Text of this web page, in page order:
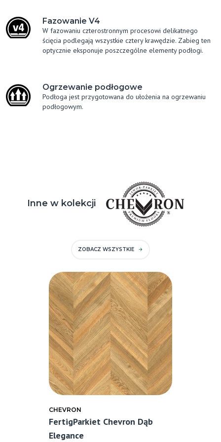
Fazowanie V4
W fazowaniu czterostronnym procesowi delikatnego
ścięcia podlegają wszystkie cztery krawędzie. Zabieg ten
optycznie eksponuje poszczególne elementy podłogi.
Ogrzewanie podłogowe
Podłoga jest przygotowana do ułożenia na ogrzewaniu
podłogowym.
Inne w kolekcji
ZOBACZ WSZYSTKIE
CHEVRON
FertigParkiet Chevron Dąb
Elegance